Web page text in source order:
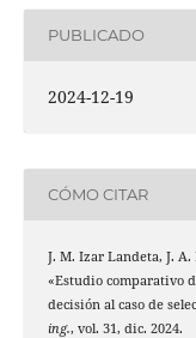
PUBLICADO
2024-12-19
CÓMO CITAR
J. M. Izar Landeta, J.
«Estudio comparativo
decisión al caso de
ing., vol. 31, dic. 2024.